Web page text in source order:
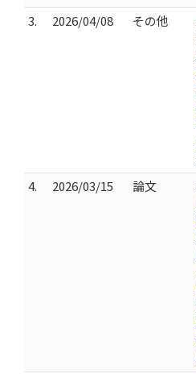
3.
2026/04/08 その他
4.
2026/03/15 論文